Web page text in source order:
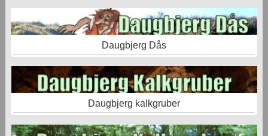
Daugbjerg Dås
Daugbjerg kalkgruber